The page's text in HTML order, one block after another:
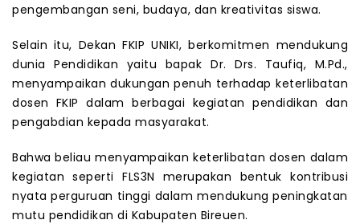
pengembangan seni, budaya, dan kreativitas siswa.
Selain itu, Dekan FKIP UNIKI, berkomitmen mendukung
dunia Pendidikan yaitu bapak Dr. Drs. Taufiq, M.Pd.,
menyampaikan dukungan penuh terhadap keterlibatan
dosen FKIP dalam berbagai kegiatan pendidikan dan
pengabdian kepada masyarakat.
Bahwa beliau menyampaikan keterlibatan dosen dalam
kegiatan seperti FLS3N merupakan bentuk kontribusi
nyata perguruan tinggi dalam mendukung peningkatan
mutu pendidikan di Kabupaten Bireuen.